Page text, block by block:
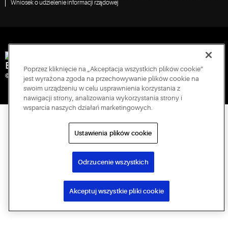
Wniosek o udzielenie informacji rządowej
Engineered for Sustainability
© 2026 Copeland LP. Wszelkie prawa zastrzeżone.
Poprzez kliknięcie na „Akceptacja wszystkich plików cookie”
jest wyrażona zgoda na przechowywanie plików cookie na
swoim urządzeniu w celu usprawnienia korzystania z
nawigacji strony, analizowania wykorzystania strony i
wsparcia naszych działań marketingowych.
Ustawienia plików cookie
Odrzucenie wszystkich
Akceptuj wszystkie pliki cookie